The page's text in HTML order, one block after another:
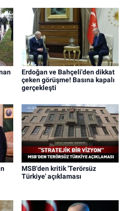
Erdoğan ve Bahçeli'den dikkat
çeken görüşme! Basına kapalı
gerçekleşti
MSB'den kritik 'Terörsüz
Türkiye' açıklaması